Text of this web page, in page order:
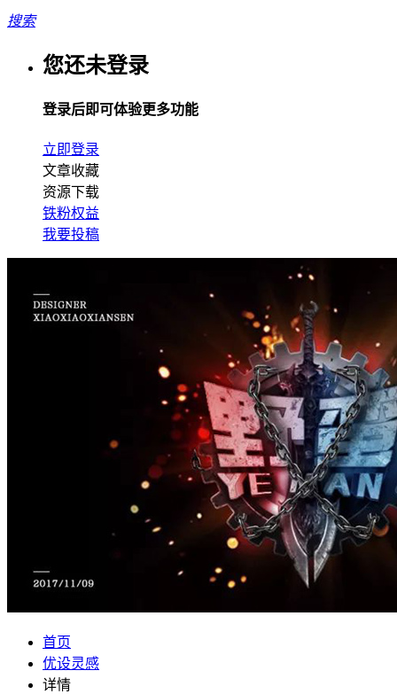
搜索
您还未登录
登录后即可体验更多功能
立即登录
文章收藏
资源下载
铁粉权益
我要投稿
首页
优设灵感
详情